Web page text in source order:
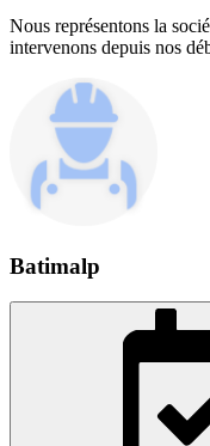
Nous représentons la
intervenons depuis nos
Batimalp